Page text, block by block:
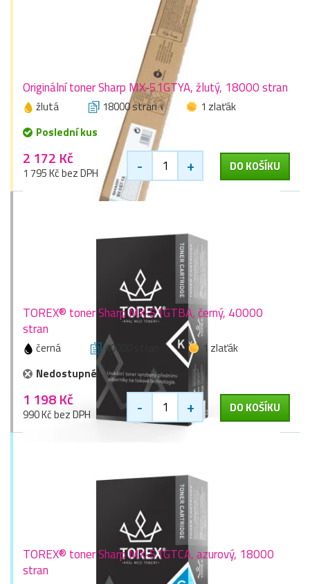
Originální toner Sharp MX-51GTYA, žlutý, 18000 stran
žlutá 18000 stran
1 zlaťák
Poslední kus
2 172 Kč
1 795 Kč bez DPH - + DO KOŠÍKU
TOREX® toner Sharp MX-51GTBA, černý, 40000
stran
černá 40000 stran
1 zlaťák
Nedostupné
1 198 Kč
990 Kč bez DPH - + DO KOŠÍKU
TOREX® toner Sharp MX-51GTCA, azurový, 18000
stran